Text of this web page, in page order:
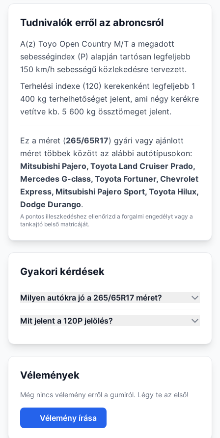
Tudnivalók erről az abroncsról
A(z) Toyo Open Country M/T a megadott
sebességindex (P) alapján tartósan legfeljebb
150 km/h sebességű közlekedésre tervezett.
Terhelési indexe (120) kerekenként legfeljebb 1
400 kg terhelhetőséget jelent, ami négy kerékre
vetítve kb. 5 600 kg össztömeget jelent.
Ez a méret (265/65R17) gyári vagy ajánlott
méret többek között az alábbi autótípusokon:
Mitsubishi Pajero, Toyota Land Cruiser Prado,
Mercedes G-class, Toyota Fortuner, Chevrolet
Express, Mitsubishi Pajero Sport, Toyota Hilux,
Dodge Durango.
A pontos illeszkedéshez ellenőrizd a forgalmi engedélyt vagy a
tankajtó belső matricáját.
Gyakori kérdések
Milyen autókra jó a 265/65R17 méret?
Mit jelent a 120P jelölés?
Vélemények
Még nincs vélemény erről a gumiról. Légy te az első!
Vélemény írása